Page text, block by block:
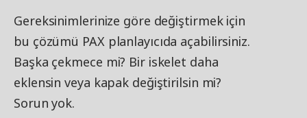
Gereksinimlerinize göre değiştirmek için
bu çözümü PAX planlayıcıda açabilirsiniz.
Başka çekmece mi? Bir iskelet daha
eklensin veya kapak değiştirilsin mi?
Sorun yok.